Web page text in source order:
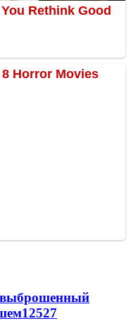
выброшенный
12527